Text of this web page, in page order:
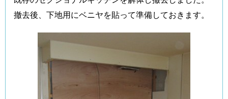
撤去後、下地用にベニヤを貼って準備しておきます。